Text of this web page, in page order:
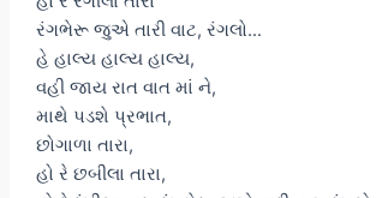
રંગભેરૂ જુએ તારી વાટ, રંગલો…
હે હાલ્ય હાલ્ય હાલ્ય,
વહી જાય રાત વાત માં ને,
માથે પડશે પ્રભાત,
છોગાળા તારા,
હો રે છબીલા તારા,